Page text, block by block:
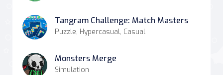
Tangram Challenge: Match Masters
Puzzle, Hypercasual, Casual
Monsters Merge
Simulation